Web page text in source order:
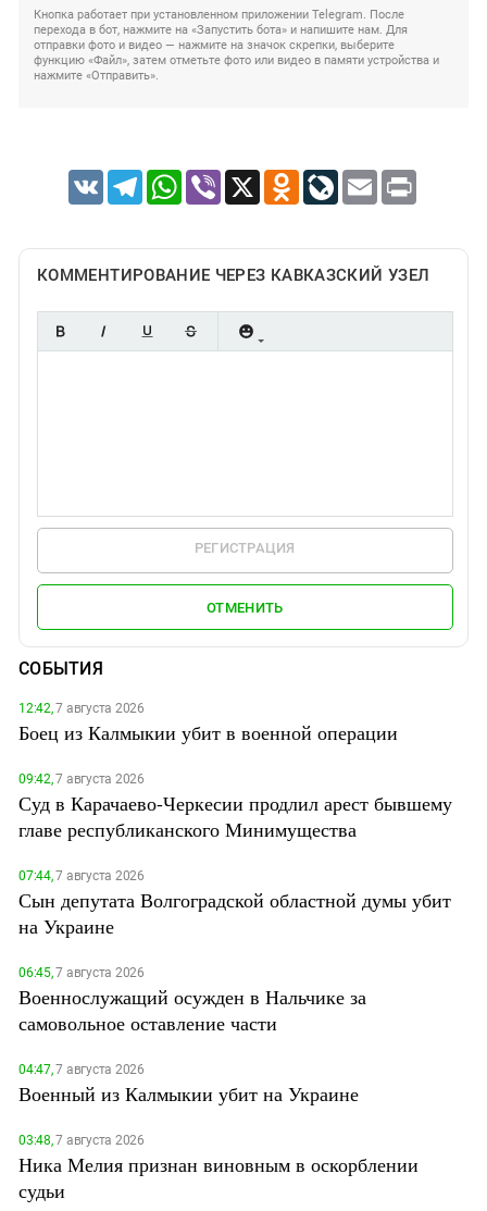
Кнопка работает при установленном приложении Telegram. После
перехода в бот, нажмите на «Запустить бота» и напишите нам. Для
отправки фото и видео — нажмите на значок скрепки, выберите
функцию «Файл», затем отметьте фото или видео в памяти устройства и
нажмите «Отправить».
VK TelegramWhatsApp
Viber X Odnoklassniki
LiveJournal
Email Print
КОММЕНТИРОВАНИЕ ЧЕРЕЗ КАВКАЗСКИЙ УЗЕЛ
РЕГИСТРАЦИЯ
ОТМЕНИТЬ
СОБЫТИЯ
12:42,7 августа 2026
Боец из Калмыкии убит в военной операции
09:42,7 августа 2026
Суд в Карачаево-Черкесии продлил арест бывшему
главе республиканского Минимущества
07:44,7 августа 2026
Сын депутата Волгоградской областной думы убит
на Украине
06:45,7 августа 2026
Военнослужащий осужден в Нальчике за
самовольное оставление части
04:47,7 августа 2026
Военный из Калмыкии убит на Украине
03:48,7 августа 2026
Ника Мелия признан виновным в оскорблении
судьи